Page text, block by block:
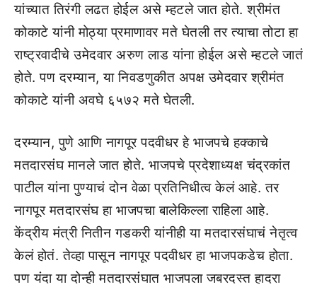
यांच्यात तिरंगी लढत होईल असे म्हटले जात होते. श्रीमंत
कोकाटे यांनी मोठ्या प्रमाणावर मते घेतली तर त्याचा तोटा हा
राष्ट्रवादीचे उमेदवार अरुण लाड यांना होईल असे म्हटले जातं
होते. पण दरम्यान, या निवडणुकीत अपक्ष उमेदवार श्रीमंत
कोकाटे यांनी अवघे ६५७२ मते घेतली.
दरम्यान, पुणे आणि नागपूर पदवीधर हे भाजपचे हक्काचे
मतदारसंघ मानले जात होते. भाजपचे प्रदेशाध्यक्ष चंद्रकांत
पाटील यांना पुण्याचं दोन वेळा प्रतिनिधीत्व केलं आहे. तर
नागपूर मतदारसंघ हा भाजपचा बालेकिल्ला राहिला आहे.
केंद्रीय मंत्री नितीन गडकरी यांनीही या मतदारसंघाचं नेतृत्व
केलं होतं. तेव्हा पासून नागपूर पदवीधर हा भाजपकडेच होता.
पण यंदा या दोन्ही मतदारसंघात भाजपला जबरदस्त हादरा